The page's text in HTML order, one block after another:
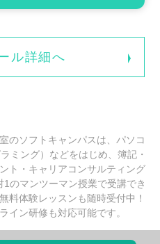
ル詳細へ
のソフトキャンパスは、パソコ
ミング）などをはじめ、簿記・
ト・キャリアコンサルティング
のマンツーマン授業で受講でき
料体験レッスンも随時受付中！
イン研修も対応可能です。